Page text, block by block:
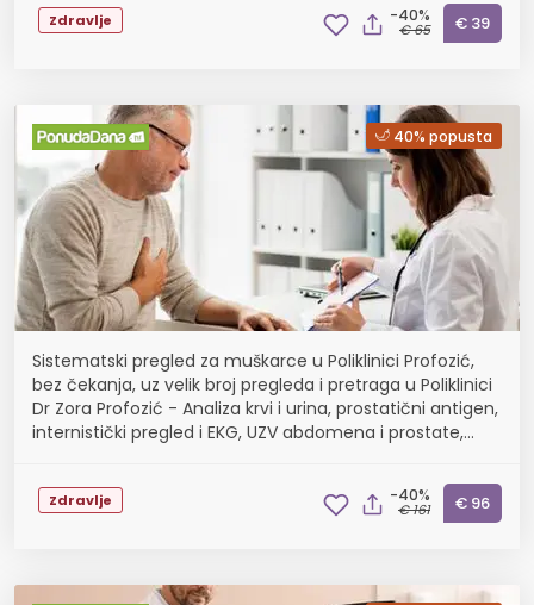
Zdravlje -40%
€ 65 € 39
40% popusta
Sistematski pregled za muškarce u Poliklinici Profozić,
bez čekanja, uz velik broj pregleda i pretraga u Poliklinici
Dr Zora Profozić - Analiza krvi i urina, prostatični antigen,
internistički pregled i EKG, UZV abdomena i prostate,
Zdravlje -40%
€ 161 € 96